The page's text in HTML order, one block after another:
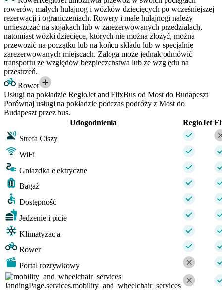
rowerów, małych hulajnog i wózków dziecięcych po wcześniejszej
rezerwacji i ograniczeniach. Rowery i małe hulajnogi należy
umieszczać na stojakach lub w zarezerwowanych przedziałach,
natomiast wózki dziecięce, których nie można złożyć, można
przewozić na początku lub na końcu składu lub w specjalnie
zarezerwowanych miejscach. Załoga może jednak odmówić
transportu ze względów bezpieczeństwa lub ze względu na
przestrzeń.
Rower
Usługi na pokładzie RegioJet and FlixBus od Most do Budapeszt
Porównaj usługi na pokładzie podczas podróży z Most do
Budapeszt przez bus.
Udogodnienia
RegioJet
Strefa Ciszy
WiFi
Gniazdka elektryczne
Bagaż
Dostępność
Jedzenie i picie
Klimatyzacja
Rower
Portal rozrywkowy
landingPage.services.mobility_and_wheelchair_services